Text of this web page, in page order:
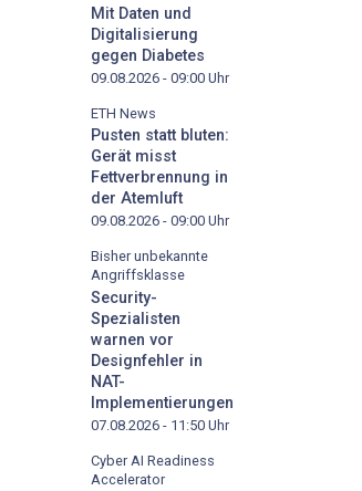
Mit Daten und
Digitalisierung
gegen Diabetes
09.08.2026 - 09:00 Uhr
ETH News
Pusten statt bluten:
Gerät misst
Fettverbrennung in
der Atemluft
09.08.2026 - 09:00 Uhr
Bisher unbekannte
Angriffsklasse
Security-
Spezialisten
warnen vor
Designfehler in
NAT-
Implementierungen
07.08.2026 - 11:50 Uhr
Cyber AI Readiness
Accelerator